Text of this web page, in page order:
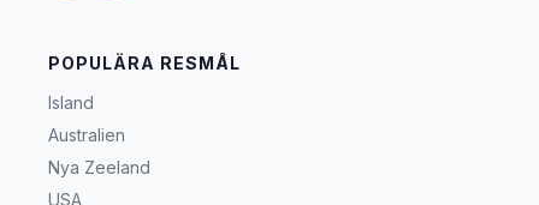
POPULÄRA RESMÅL
Island
Australien
Nya Zeeland
USA